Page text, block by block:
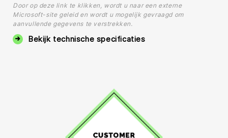
Door op deze link te klikken, wordt u naar een externe
Microsoft-site geleid en wordt u mogelijk gevraagd om
aanvullende gegevens te verstrekken.
Bekijk technische specificaties